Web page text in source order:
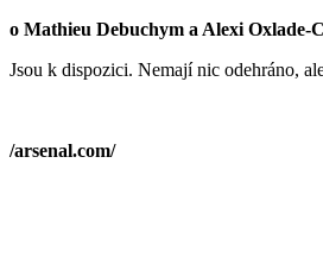
o Mathieu Debuchym a Alexi
Jsou k dispozici. Nemají nic odehráno,
/arsenal.com/